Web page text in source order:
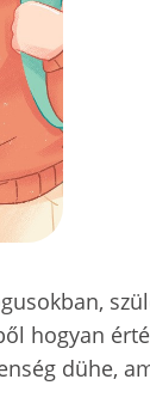
hogyan
dühe,